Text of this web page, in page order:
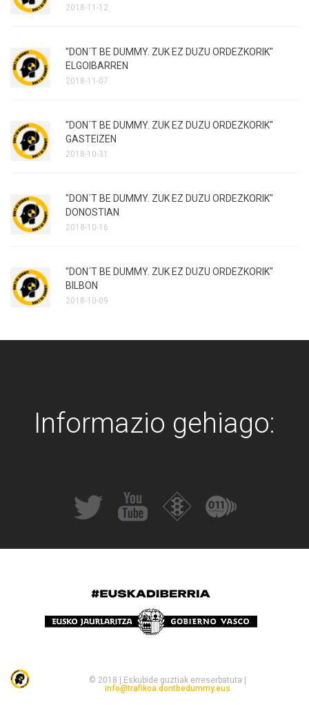
2018-11-12
"DON´T BE DUMMY. ZUK EZ DUZU ORDEZKORIK"
ELGOIBARREN
2018-11-07
"DON´T BE DUMMY. ZUK EZ DUZU ORDEZKORIK"
GASTEIZEN
2018-10-31
"DON´T BE DUMMY. ZUK EZ DUZU ORDEZKORIK"
DONOSTIAN
2018-10-16
"DON´T BE DUMMY. ZUK EZ DUZU ORDEZKORIK"
BILBON
2018-10-09
Informazio gehiago:
© 2018 | Eskubide guztiak erreserbatuta |
info@trafikoa.dontbedummy.eus